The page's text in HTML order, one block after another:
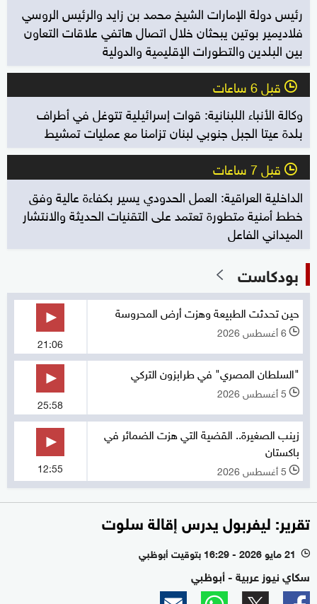
رئيس دولة الإمارات الشيخ محمد بن زايد والرئيس الروسي
فلاديمير بوتين يبحثان خلال اتصال هاتفي علاقات التعاون
بين البلدين والتطورات الإقليمية والدولية
l قبل 6 ساعات
وكالة الأنباء اللبنانية: قوات إسرائيلية تتوغل في أطراف
بلدة عيتا الجبل جنوبي لبنان تزامنا مع عمليات تمشيط
l قبل 7 ساعات
الداخلية العراقية: العمل الحدودي يسير بكفاءة عالية وفق
خطط أمنية متطورة تعتمد على التقنيات الحديثة والانتشار
الميداني الفاعل
بودكاست
حين تحدثت الطبيعة وهزت أرض المحروسة
l 6 أغسطس 2026
21:06
"السلطان المصري" في طرابزون التركي
l 5 أغسطس 2026
25:58
زينب الصغيرة.. القضية التي هزت الضمائر في
باكستان
l 5 أغسطس 2026 12:55
تقرير: ليفربول يدرس إقالة سلوت
l 21 مايو 2026 - 16:29 بتوقيت أبوظبي
سكاي نيوز عربية - أبوظبي